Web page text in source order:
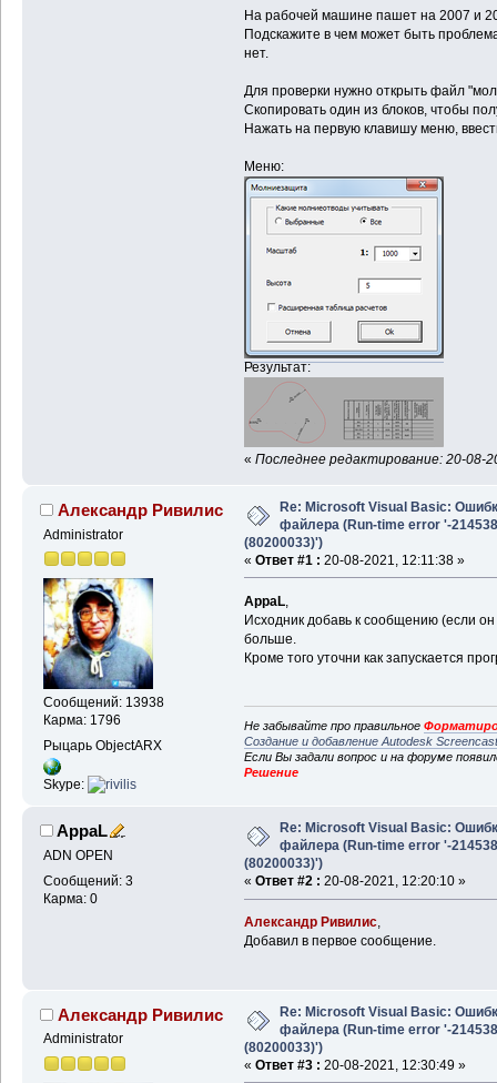
На рабочей машине пашет на 2007 и
Подскажите в чем может быть
нет.
Для проверки нужно открыть файл
Скопировать один из блоков, чтобы
Нажать на первую клавишу меню,
Меню:
Результат:
« Последнее редактирование: 20-08-
Александр Ривилис
Administrator
Сообщений: 13938
Карма: 1796
Рыцарь ObjectARX
Skype:
Re: Microsoft Visual Basic:
файлера (Run-time error '-
(80200033)')
« Ответ #1 : 20-08-2021, 12:11:38 »
AppaL,
Исходник добавь к сообщению (если
больше.
Кроме того уточни как запускается
Не забывайте про правильное
Создание и добавление Autodesk
Если Вы задали вопрос и на форуме
Решение
AppaL
ADN OPEN
Сообщений: 3
Карма: 0
Re: Microsoft Visual Basic:
файлера (Run-time error '-
(80200033)')
« Ответ #2 : 20-08-2021, 12:20:10 »
Александр Ривилис,
Добавил в первое сообщение.
Александр Ривилис
Administrator
Re: Microsoft Visual Basic:
файлера (Run-time error '-
(80200033)')
« Ответ #3 : 20-08-2021, 12:30:49 »